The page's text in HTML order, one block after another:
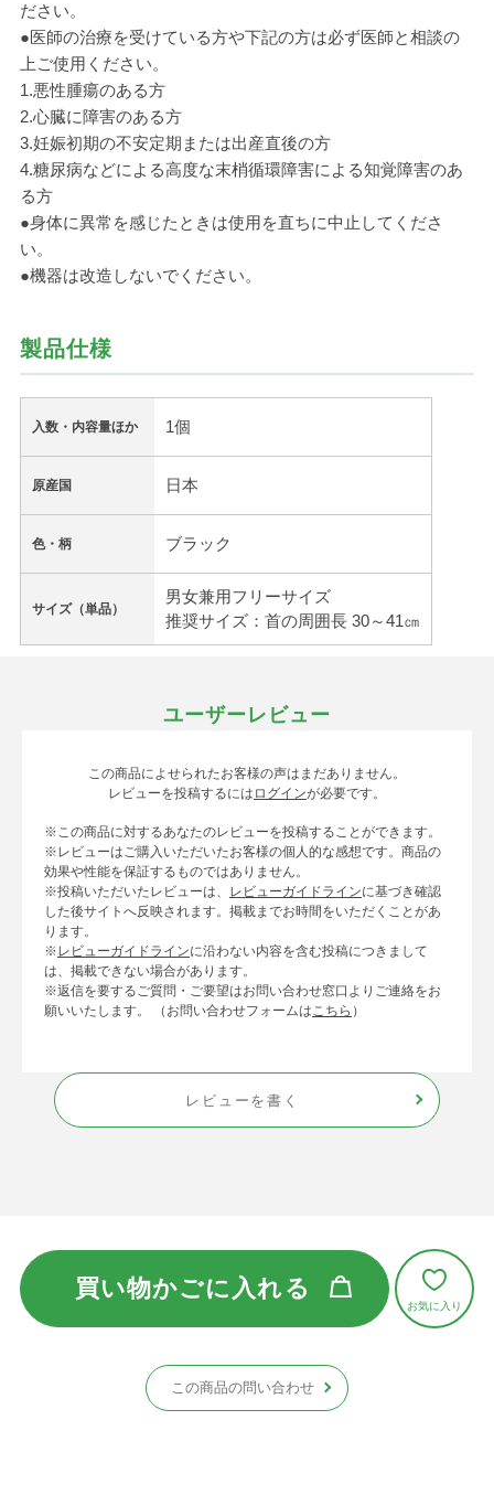
ださい。
●医師の治療を受けている方や下記の方は必ず医師と相談の
上ご使用ください。
1.悪性腫瘍のある方
2.心臓に障害のある方
3.妊娠初期の不安定期または出産直後の方
4.糖尿病などによる高度な末梢循環障害による知覚障害のあ
る方
●身体に異常を感じたときは使用を直ちに中止してくださ
い。
●機器は改造しないでください。
製品仕様
入数・内容量ほか 1個
原産国 日本
色・柄 ブラック
サイズ（単品）
男女兼用フリーサイズ
推奨サイズ：首の周囲長 30～41㎝
ユーザーレビュー
この商品によせられたお客様の声はまだありません。
レビューを投稿するには ログインが必要です。
※この商品に対するあなたのレビューを投稿することができます。
※レビューはご購入いただいたお客様の個人的な感想です。商品の
効果や性能を保証するものではありません。
※投稿いただいたレビューは、 レビューガイドラインに基づき確認
した後サイトへ反映されます。掲載までお時間をいただくことがあ
ります。
※レビューガイドラインに沿わない内容を含む投稿につきまして
は、掲載できない場合があります。
※返信を要するご質問・ご要望はお問い合わせ窓口よりご連絡をお
願いいたします。 （お問い合わせフォームはこちら ）
レビューを書く
買い物かごに入れる
この商品の問い合わせ